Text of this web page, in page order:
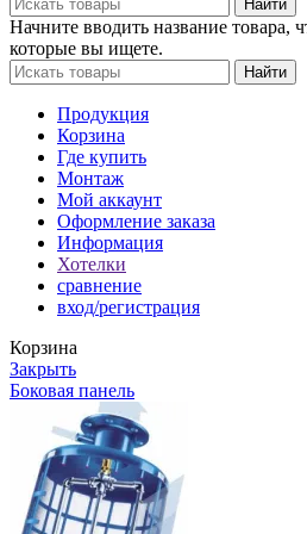
Найти
Начните вводить название товара,
которые вы ищете.
Найти
Продукция
Корзина
Где купить
Монтаж
Мой аккаунт
Оформление заказа
Информация
Хотелки
сравнение
вход/регистрация
Корзина
Закрыть
Боковая панель